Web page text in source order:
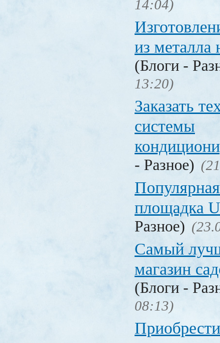
14:04)
из
(Блоги -
13:20)
Заказать
системы
- Разное)
площадка
Разное)
Самый
магазин
(Блоги -
08:13)